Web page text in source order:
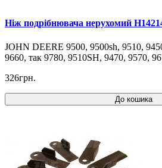
Ніж подрібнювача нерухомий
JOHN DEERE 9500, 9500sh, 9510,
9660, так 9780, 9510SH, 9470, 9570,
326грн.
До кошика